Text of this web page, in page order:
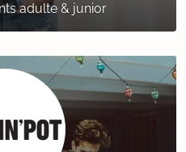
adulte & junior